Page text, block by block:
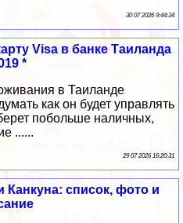
30 07 2026 9:44:34
Visa в банке Таиланда
*
в Таиланде
как он будет управлять
побольше наличных,
......
29 07 2026 16:20:31
Канкуна: список, фото и